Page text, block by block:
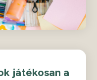
játékosan a